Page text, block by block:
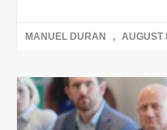
MANUEL DURAN AUGUST